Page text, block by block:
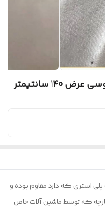
برزنت سبک آب گریز رنگ طوسی عرض 140 سانتیمتر
استری که دارد مقاوم بوده و
که توسط ماشین آلات خاص